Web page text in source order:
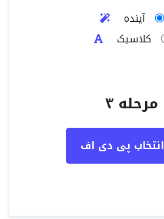
آینده
کلاسیک
مرحله ۳
انتخاب پی دی اف